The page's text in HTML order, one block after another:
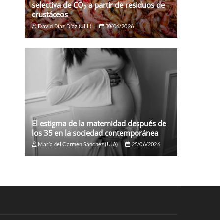
selectiva de CO2a partir de residuos de
crustáceos
David Díaz Díaz (ULL) 30/06/2026
El estigma de la maternidad después de
los 35 en la sociedad contemporánea
María del Carmen Sánchez (UJA) 25/06/2026